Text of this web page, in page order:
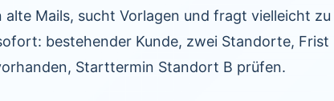
Mails, sucht Vorlagen und fragt vielleicht zu
bestehender Kunde, zwei Standorte, Frist
Starttermin Standort B prüfen.